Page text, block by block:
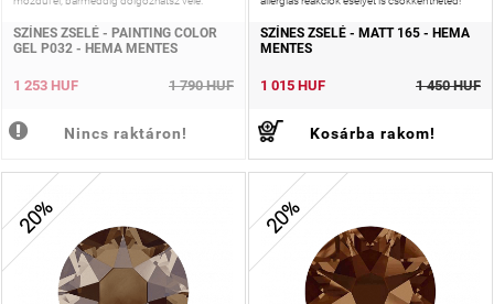
SZÍNES ZSELÉ - PAINTING COLOR
GEL P032 - HEMA MENTES
1 253 HUF 1 790 HUF
Nincs raktáron!
SZÍNES ZSELÉ - MATT 165 - HEMA
MENTES
1 015 HUF 1 450 HUF
Kosárba rakom!
20% 20%